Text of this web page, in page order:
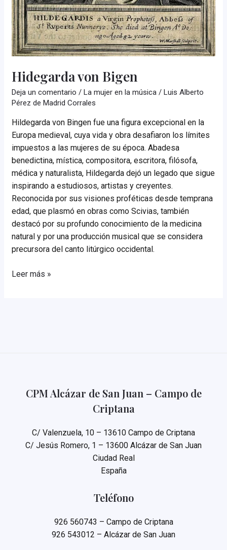
Hidegarda von Bigen
Deja un comentario /La mujer en la música /Luis Alberto
Pérez de Madrid Corrales
Hildegarda von Bingen fue una figura excepcional en la
Europa medieval, cuya vida y obra desafiaron los límites
impuestos a las mujeres de su época. Abadesa
benedictina, mística, compositora, escritora, filósofa,
médica y naturalista, Hildegarda dejó un legado que sigue
inspirando a estudiosos, artistas y creyentes.
Reconocida por sus visiones proféticas desde temprana
edad, que plasmó en obras como Scivias, también
destacó por su profundo conocimiento de la medicina
natural y por una producción musical que se considera
precursora del canto litúrgico occidental.
Hidegarda
Leer más »
CPM Alcázar de San Juan – Campo de
Criptana
C/ Valenzuela, 10 – 13610 Campo de Criptana
C/ Jesús Romero, 1 – 13600 Alcázar de San Juan
Ciudad Real
España
Teléfono
926 560743 – Campo de Criptana
926 543012 – Alcázar de San Juan